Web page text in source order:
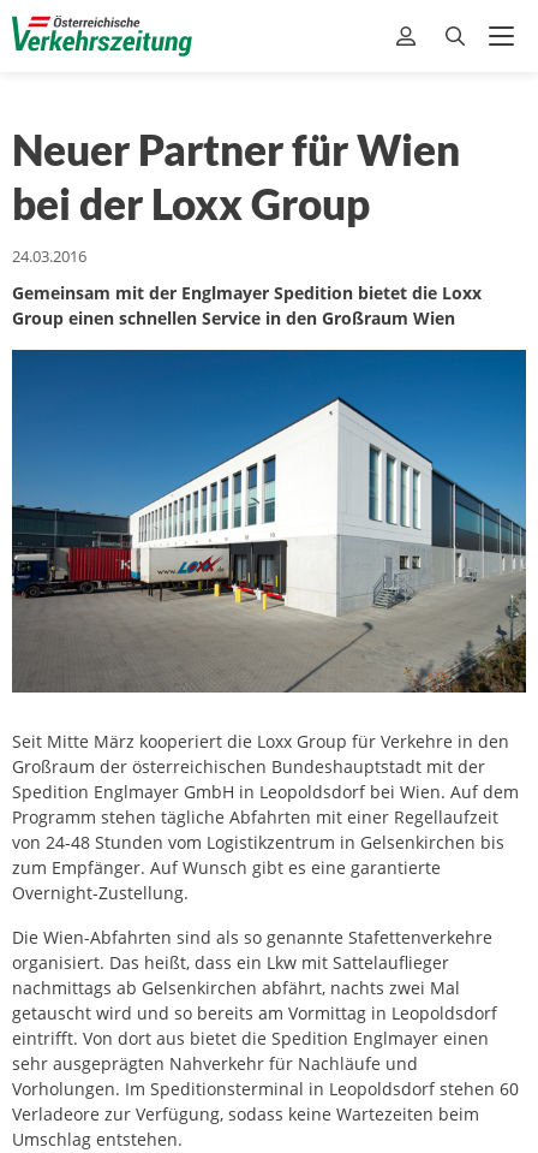
Neuer Partner für Wien
bei der Loxx Group
24.03.2016
Gemeinsam mit der Englmayer Spedition bietet die Loxx
Group einen schnellen Service in den Großraum Wien
Seit Mitte März kooperiert die Loxx Group für Verkehre in den
Großraum der österreichischen Bundeshauptstadt mit der
Spedition Englmayer GmbH in Leopoldsdorf bei Wien. Auf dem
Programm stehen tägliche Abfahrten mit einer Regellaufzeit
von 24-48 Stunden vom Logistikzentrum in Gelsenkirchen bis
zum Empfänger. Auf Wunsch gibt es eine garantierte
Overnight-Zustellung.
Die Wien-Abfahrten sind als so genannte Stafettenverkehre
organisiert. Das heißt, dass ein Lkw mit Sattelauflieger
nachmittags ab Gelsenkirchen abfährt, nachts zwei Mal
getauscht wird und so bereits am Vormittag in Leopoldsdorf
eintrifft. Von dort aus bietet die Spedition Englmayer einen
sehr ausgeprägten Nahverkehr für Nachläufe und
Vorholungen. Im Speditionsterminal in Leopoldsdorf stehen 60
Verladeore zur Verfügung, sodass keine Wartezeiten beim
Umschlag entstehen.